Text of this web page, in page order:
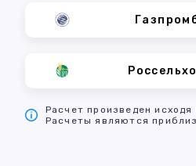
Расчет произведен
Расчеты являются